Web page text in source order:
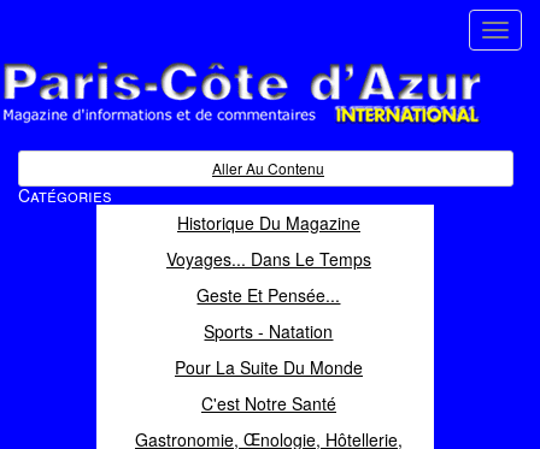
Magazine d'informations et de commentaires
Aller Au Contenu
Catégories
Historique Du Magazine
Voyages... Dans Le Temps
Geste Et Pensée...
Sports - Natation
Pour La Suite Du Monde
C'est Notre Santé
Gastronomie, Œnologie, Hôtellerie,